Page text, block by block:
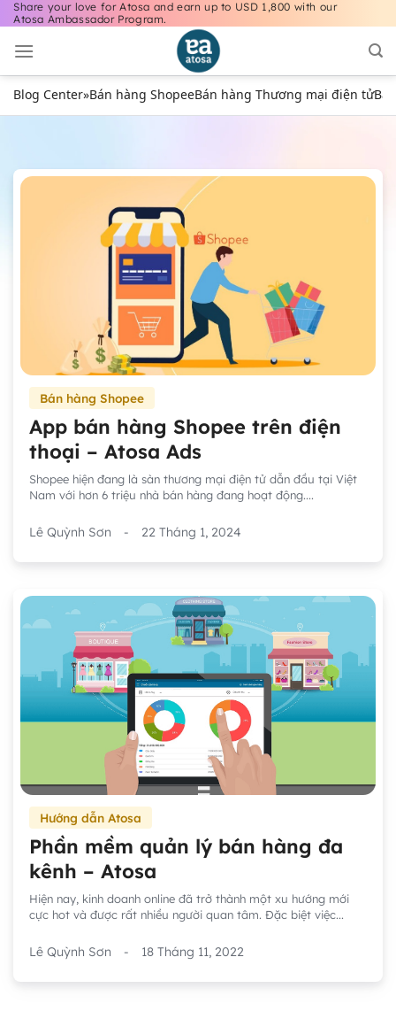
Bỏ
nội
dung
Share your love for Atosa and earn up to USD 1,800 with our
Atosa Ambassador Program.
Blog Center»Bán hàng ShopeeBán hàng Thương mại điện tử
Bán hàng Shopee
App bán hàng Shopee trên điện
thoại – Atosa Ads
Shopee hiện đang là sàn thương mại điện tử dẫn đầu tại Việt
Nam với hơn 6 triệu nhà bán hàng đang hoạt động....
Lê Quỳnh Sơn - 22 Tháng 1, 2024
Hướng dẫn Atosa
Phần mềm quản lý bán hàng đa
kênh – Atosa
Hiện nay, kinh doanh online đã trở thành một xu hướng mới
cực hot và được rất nhiều người quan tâm. Đặc biệt việc...
Lê Quỳnh Sơn - 18 Tháng 11, 2022